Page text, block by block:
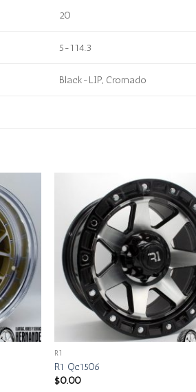
20
5-114.3
Black-LIP, Cromado
R1
R1 Qc1506
$0.00